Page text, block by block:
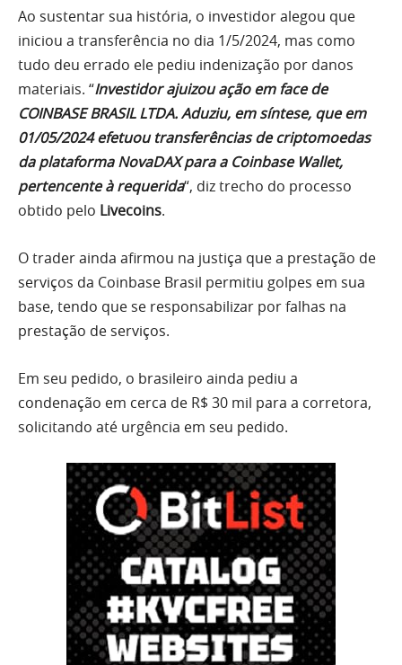
Ao sustentar sua história, o investidor alegou que
iniciou a transferência no dia 1/5/2024, mas como
tudo deu errado ele pediu indenização por danos
materiais. “Investidor ajuizou ação em face de
COINBASE BRASIL LTDA. Aduziu, em síntese, que em
01/05/2024 efetuou transferências de criptomoedas
da plataforma NovaDAX para a Coinbase Wallet,
pertencente à requerida“, diz trecho do processo
obtido pelo Livecoins.
O trader ainda afirmou na justiça que a prestação de
serviços da Coinbase Brasil permitiu golpes em sua
base, tendo que se responsabilizar por falhas na
prestação de serviços.
Em seu pedido, o brasileiro ainda pediu a
condenação em cerca de R$ 30 mil para a corretora,
solicitando até urgência em seu pedido.